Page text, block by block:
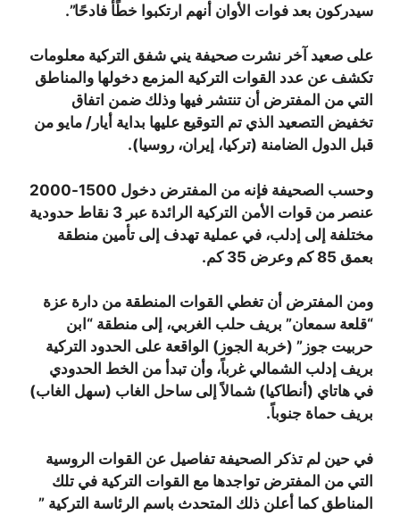
سيدركون بعد فوات الأوان أنهم ارتكبوا خطًأ فادحًا”.
على صعيد آخر نشرت صحيفة يني شفق التركية معلومات
تكشف عن عدد القوات التركية المزمع دخولها والمناطق
التي من المفترض أن تنتشر فيها وذلك ضمن اتفاق
تخفيض التصعيد الذي تم التوقيع عليها بداية أيار/ مايو من
قبل الدول الضامنة (تركيا، إيران، روسيا).
وحسب الصحيفة فإنه من المفترض دخول 1500-2000
عنصر من قوات الأمن التركية الرائدة عبر 3 نقاط حدودية
مختلفة إلى إدلب، في عملية تهدف إلى تأمين منطقة
بعمق 85 كم وعرض 35 كم.
ومن المفترض أن تغطي القوات المنطقة من دارة عزة
“قلعة سمعان” بريف حلب الغربي، إلى منطقة “ابن
حربيت جوز” (خربة الجوز) الواقعة على الحدود التركية
بريف إدلب الشمالي غرباً، وأن تبدأ من الخط الحدودي
في هاتاي (أنطاكيا) شمالاً إلى ساحل الغاب (سهل الغاب)
بريف حماة جنوباً.
في حين لم تذكر الصحيفة تفاصيل عن القوات الروسية
التي من المفترض تواجدها مع القوات التركية في تلك
المناطق كما أعلن ذلك المتحدث باسم الرئاسة التركية ”